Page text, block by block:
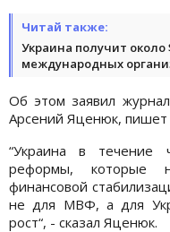
Читай также:
Украина получит
международных
Об этом заявил
Арсений Яценюк, пишет
“Украина в течение
реформы, которые
финансовой
не для МВФ, а для
рост“, - сказал Яценюк.